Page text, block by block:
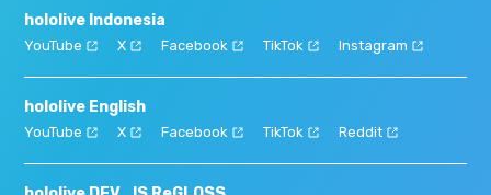
hololive Indonesia
YouTube X Facebook TikTok Instagram
hololive English
YouTube X Facebook TikTok Reddit